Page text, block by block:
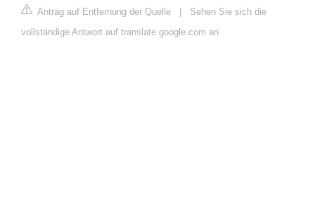
Antrag auf Entfernung der Quelle | Sehen Sie sich die
vollständige Antwort auf translate.google.com an